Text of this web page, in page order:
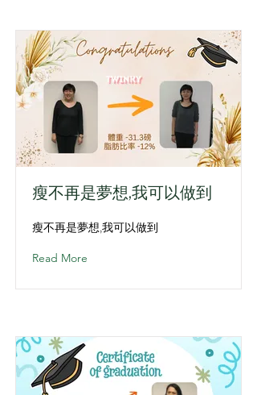
瘦不再是夢想,我可以做到
瘦不再是夢想,我可以做到
Read More